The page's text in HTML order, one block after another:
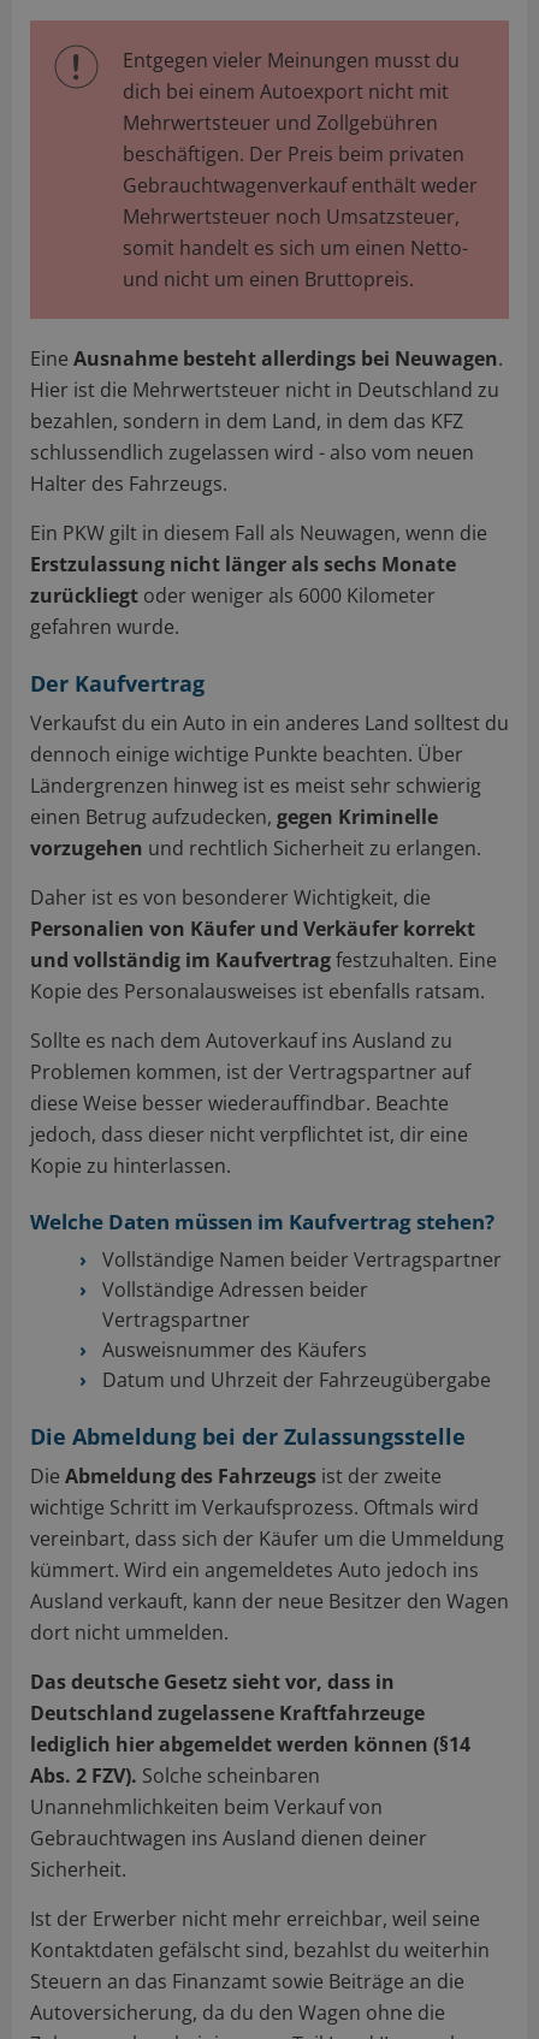
Entgegen vieler Meinungen musst du
dich bei einem Autoexport nicht mit
Mehrwertsteuer und Zollgebühren
beschäftigen. Der Preis beim privaten
Gebrauchtwagenverkauf enthält weder
Mehrwertsteuer noch Umsatzsteuer,
somit handelt es sich um einen Netto-
und nicht um einen Bruttopreis.
Eine Ausnahme besteht allerdings bei Neuwagen.
Hier ist die Mehrwertsteuer nicht in Deutschland zu
bezahlen, sondern in dem Land, in dem das KFZ
schlussendlich zugelassen wird - also vom neuen
Halter des Fahrzeugs.
Ein PKW gilt in diesem Fall als Neuwagen, wenn die
Erstzulassung nicht länger als sechs Monate
zurückliegt oder weniger als 6000 Kilometer
gefahren wurde.
Der Kaufvertrag
Verkaufst du ein Auto in ein anderes Land solltest du
dennoch einige wichtige Punkte beachten. Über
Ländergrenzen hinweg ist es meist sehr schwierig
einen Betrug aufzudecken, gegen Kriminelle
vorzugehen und rechtlich Sicherheit zu erlangen.
Daher ist es von besonderer Wichtigkeit, die
Personalien von Käufer und Verkäufer korrekt
und vollständig im Kaufvertragfestzuhalten. Eine
Kopie des Personalausweises ist ebenfalls ratsam.
Sollte es nach dem Autoverkauf ins Ausland zu
Problemen kommen, ist der Vertragspartner auf
diese Weise besser wiederauffindbar. Beachte
jedoch, dass dieser nicht verpflichtet ist, dir eine
Kopie zu hinterlassen.
Welche Daten müssen im Kaufvertrag stehen?
Vollständige Namen beider Vertragspartner
Vollständige Adressen beider
Vertragspartner
Ausweisnummer des Käufers
Datum und Uhrzeit der Fahrzeugübergabe
Die Abmeldung bei der Zulassungsstelle
Die Abmeldung des Fahrzeugs ist der zweite
wichtige Schritt im Verkaufsprozess. Oftmals wird
vereinbart, dass sich der Käufer um die Ummeldung
kümmert. Wird ein angemeldetes Auto jedoch ins
Ausland verkauft, kann der neue Besitzer den Wagen
dort nicht ummelden.
Das deutsche Gesetz sieht vor, dass in
Deutschland zugelassene Kraftfahrzeuge
lediglich hier abgemeldet werden können (§14
Abs. 2 FZV). Solche scheinbaren
Unannehmlichkeiten beim Verkauf von
Gebrauchtwagen ins Ausland dienen deiner
Sicherheit.
Ist der Erwerber nicht mehr erreichbar, weil seine
Kontaktdaten gefälscht sind, bezahlst du weiterhin
Steuern an das Finanzamt sowie Beiträge an die
Autoversicherung, da du den Wagen ohne die